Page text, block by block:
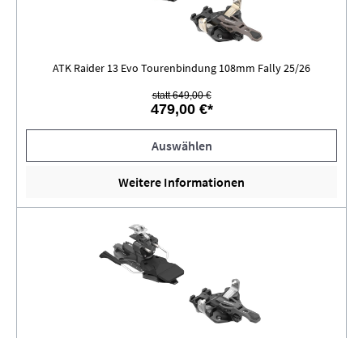
ATK Raider 13 Evo Tourenbindung 108mm Fally 25/26
statt 649,00 €
479,00 €*
Auswählen
Weitere Informationen